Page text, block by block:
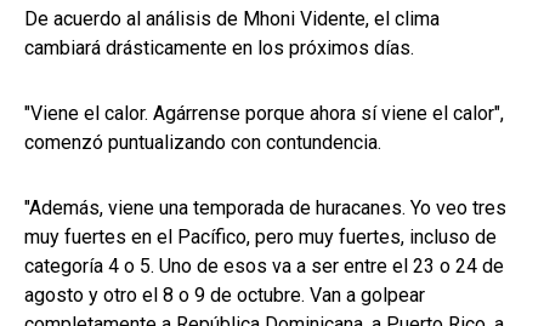
De acuerdo al análisis de Mhoni Vidente, el clima
cambiará drásticamente en los próximos días.
"Viene el calor. Agárrense porque ahora sí viene el calor",
comenzó puntualizando con contundencia.
"Además, viene una temporada de huracanes. Yo veo tres
muy fuertes en el Pacífico, pero muy fuertes, incluso de
categoría 4 o 5. Uno de esos va a ser entre el 23 o 24 de
agosto y otro el 8 o 9 de octubre. Van a golpear